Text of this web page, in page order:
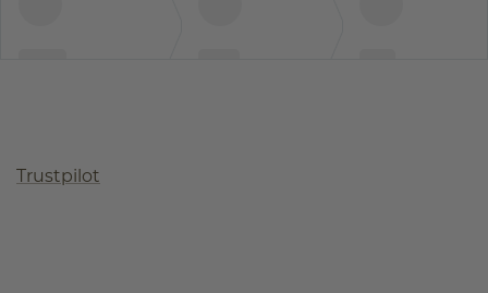
Trustpilot